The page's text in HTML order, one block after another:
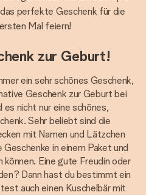
perfekte Geschenk für die
Mal feiern!
zur Geburt!
ein sehr schönes Geschenk,
Geschenk zur Geburt bei
es nicht nur eine schönes,
Sehr beliebt sind die
mit Namen und Lätzchen
in einem Paket und
Eine gute Freudin oder
Dann hast du bestimmt ein
auch einen Kuschelbär mit